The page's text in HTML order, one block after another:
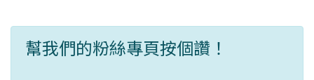
幫我們的粉絲專頁按個讚！